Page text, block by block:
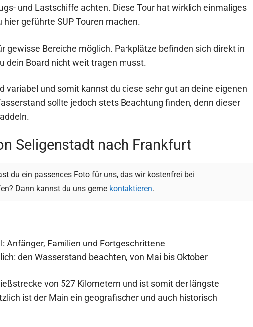
und Lastschiffe achten. Diese Tour hat wirklich einmaliges
geführte SUP Touren machen.
gewisse Bereiche möglich. Parkplätze befinden sich direkt in
dein Board nicht weit tragen musst.
variabel und somit kannst du diese sehr gut an deine eigenen
sollte jedoch stets Beachtung finden, denn dieser
Seligenstadt nach Frankfurt
du ein passendes Foto für uns, das wir kostenfrei bei
Dann kannst du uns gerne kontaktieren.
Anfänger, Familien und Fortgeschrittene
den Wasserstand beachten, von Mai bis Oktober
von 527 Kilometern und ist somit der längste
ist der Main ein geografischer und auch historisch